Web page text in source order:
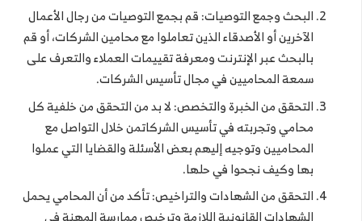
البحث وجمع التوصيات: قم بجمع التوصيات من رجال الأعمال
الآخرين أو الأصدقاء الذين تعاملوا مع محامين الشركات، أو قم
بالبحث عبر الإنترنت ومعرفة تقييمات العملاء والتعرف على
سمعة المحاميين في مجال تأسيس الشركات.
التحقق من الخبرة والتخصص: لا بد من التحقق من خلفية كل
محامي وتجربته في تأسيس الشركاتمن خلال التواصل مع
المحاميين وتوجيه إليهم بعض الأسئلة والقضايا التي عملوا
بها وكيف نجحوا في حلها.
التحقق من الشهادات والتراخيص: تأكد من أن المحامي يحمل
الشهادات القانونية اللازمة وترخيص ممارسة المهنة في